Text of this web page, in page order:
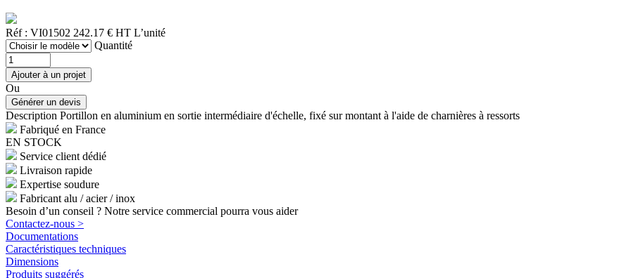
Réf : VI01502 242.17 € HT L’unité
Quantité
Ou
Description Portillon en aluminium en sortie intermédiaire d'échelle, fixé sur montant à l'aide de charnières à ressorts
Fabriqué en France
EN STOCK
Service client dédié
Livraison rapide
Expertise soudure
Fabricant alu / acier / inox
Besoin d’un conseil ? Notre service commercial pourra vous aider
Contactez-nous >
Documentations
Caractéristiques techniques
Dimensions
Produits suggérés